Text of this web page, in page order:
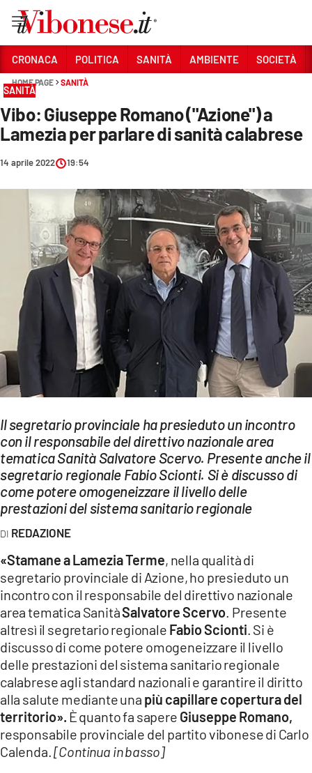
Sezioni
CRONACA
POLITICA
SANITÀ
AMBIENTE
SOCIETÀ
CULTURA
ECONOMIA E LAVORO
EVENTI
SPORT
Streaming
LAC NETWORK
LAC ONAIR
LaC
Network
LACTV.IT
LACONAIR.IT
LACITYMAG.IT
ILREGGINO.IT
COSENZACHANNEL.IT
ILVIBONESE.IT
CATANZAROCHANNEL.IT
CRONACA POLITICA SANITÀ AMBIENTE SOCIETÀ
HOME PAGE SANITÀ
SANITÀ
Vibo: Giuseppe Romano ("Azione") a
Lamezia per parlare di sanità calabrese
14 aprile 2022 19:54
Il segretario provinciale ha presieduto un incontro
con il responsabile del direttivo nazionale area
tematica Sanità Salvatore Scervo. Presente anche il
segretario regionale Fabio Scionti. Si è discusso di
come potere omogeneizzare il livello delle
prestazioni del sistema sanitario regionale
REDAZIONE
«Stamane a Lamezia Terme, nella qualità di
segretario provinciale di Azione, ho presieduto un
incontro con il responsabile del direttivo nazionale
area tematica SanitàSalvatore Scervo . Presente
altresì il segretario regionale Fabio Scionti . Si è
discusso di come potere omogeneizzare il livello
delle prestazioni del sistema sanitario regionale
calabrese agli standard nazionali e garantire il diritto
alla salute mediante una più capillare copertura del
territorio». È quanto fa sapere Giuseppe Romano,
responsabile provinciale del partito vibonese di Carlo
Calenda.[Continua in basso]